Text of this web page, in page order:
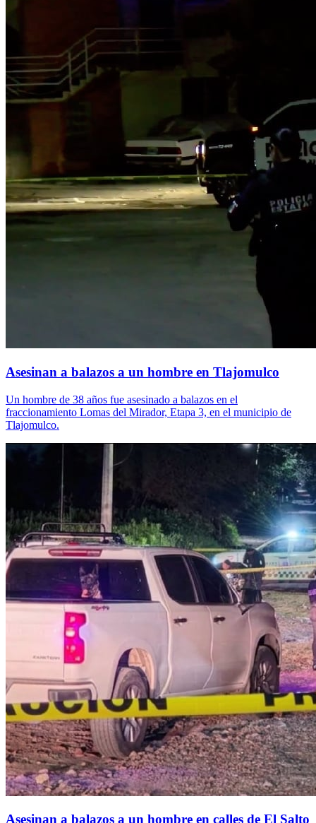
Asesinan a balazos a un hombre en Tlajomulco
Un hombre de 38 años fue asesinado a balazos en el
fraccionamiento Lomas del Mirador, Etapa 3, en el municipio de
Tlajomulco.
Asesinan a balazos a un hombre en calles de El Salto